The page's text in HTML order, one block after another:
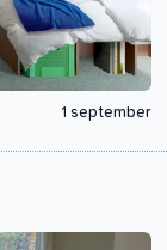
1 september